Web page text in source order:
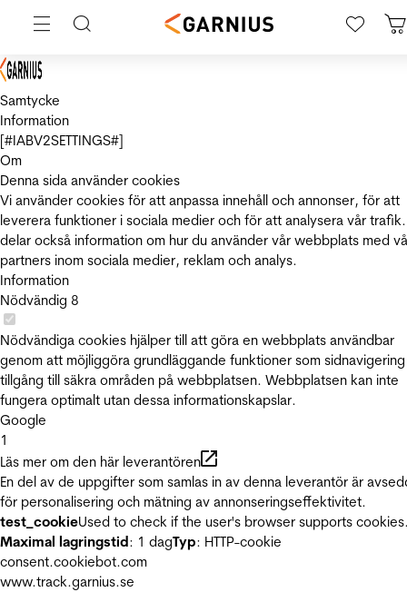
Samtycke
Information
[#IABV2SETTINGS#]
Om
Denna sida använder cookies
Vi använder cookies för att anpassa innehåll och annonser, för att
leverera funktioner i sociala medier och för att analysera vår
delar också information om hur du använder vår webbplats med
partners inom sociala medier, reklam och analys.
Information
Nödvändig 8
Nödvändiga cookies hjälper till att göra en webbplats användbar
genom att möjliggöra grundläggande funktioner som
tillgång till säkra områden på webbplatsen. Webbplatsen kan inte
fungera optimalt utan dessa informationskapslar.
Google
1
Läs mer om den här leverantören
En del av de uppgifter som samlas in av denna leverantör är
för personalisering och mätning av annonseringseffektivitet.
test_cookieUsed to check if the user's browser supports
Maximal lagringstid: 1 dagTyp: HTTP-cookie
consent.cookiebot.com
www.track.garnius.se